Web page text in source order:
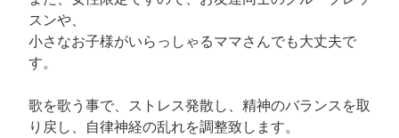
スンや、
小さなお子様がいらっしゃるママさんでも大丈夫で
す。
歌を歌う事で、ストレス発散し、精神のバランスを取
り戻し、自律神経の乱れを調整致します。